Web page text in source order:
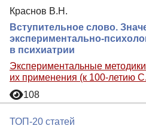
Краснов В.Н.
Вступительное слово.
экспериментально-
в психиатрии
Экспериментальные
их применения (к 100-летию
108
ТОП-20 статей